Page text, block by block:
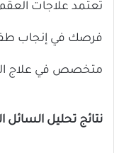
تعتمد علاجات
فرصك في إنجاب
متخصص في علاج
نتائج تحليل